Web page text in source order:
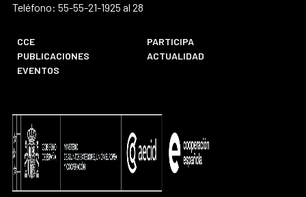
Teléfono: 55-55-21-1925 al 28
CCE
PARTICIPA
PUBLICACIONES
ACTUALIDAD
EVENTOS